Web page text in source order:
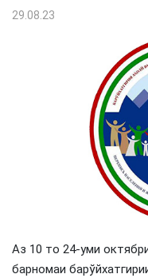
29.08.23
Аз 10 то 24-уми
барномаи